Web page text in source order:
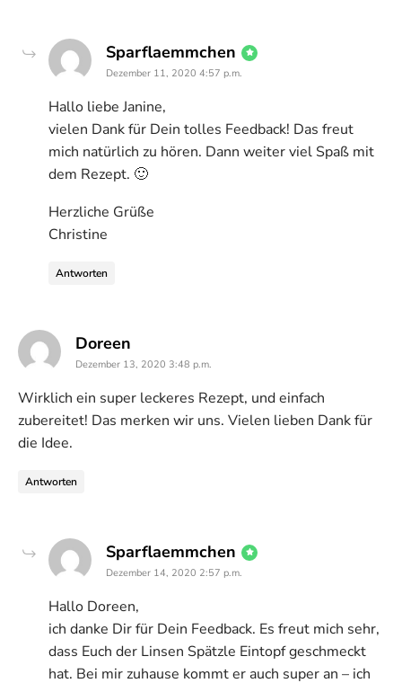
Sparflaemmchen says:
Dezember 11, 2020 4:57 p.m.
Hallo liebe Janine,
vielen Dank für Dein tolles Feedback! Das freut
mich natürlich zu hören. Dann weiter viel Spaß mit
dem Rezept. 🙂
Herzliche Grüße
Christine
Antworten
Doreen
Dezember 13, 2020 3:48 p.m.
Wirklich ein super leckeres Rezept, und einfach
zubereitet! Das merken wir uns. Vielen lieben Dank für
die Idee.
Antworten
Sparflaemmchen says:
Dezember 14, 2020 2:57 p.m.
Hallo Doreen,
ich danke Dir für Dein Feedback. Es freut mich sehr,
dass Euch der Linsen Spätzle Eintopf geschmeckt
hat. Bei mir zuhause kommt er auch super an – ich